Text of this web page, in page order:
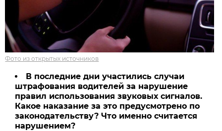
Фото из открытых источников
В последние дни участились случаи
штрафования водителей за нарушение
правил использования звуковых сигналов.
Какое наказание за это предусмотрено по
законодательству? Что именно считается
нарушением?